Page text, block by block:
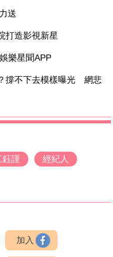
送
打造影視新星
樂星聞APP
撐不下去模樣曝光 網悲
鈺謹 經紀人
加入